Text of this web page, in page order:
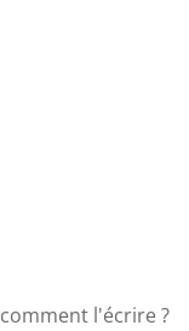
l'écrire ?